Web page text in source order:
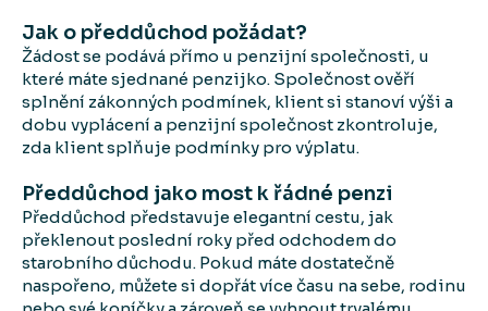
Jak o předdůchod požádat?
Žádost se podává přímo u penzijní společnosti, u
které máte sjednané penzijko. Společnost ověří
splnění zákonných podmínek, klient si stanoví výši a
dobu vyplácení a penzijní společnost zkontroluje,
zda klient splňuje podmínky pro výplatu.
Předdůchod jako most k řádné penzi
Předdůchod představuje elegantní cestu, jak
překlenout poslední roky před odchodem do
starobního důchodu. Pokud máte dostatečně
naspořeno, můžete si dopřát více času na sebe, rodinu